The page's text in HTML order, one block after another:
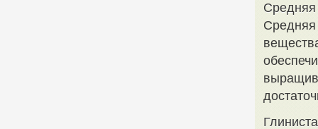
Средняя
Средняя